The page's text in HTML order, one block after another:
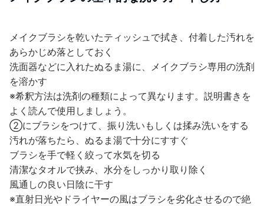
メイクブラシを乾いたティッシュで拭き、付着した汚れを
あらかじめ落としておく
洗面器などに入れたぬるま湯に、メイクブラシ専用の洗剤
を溶かす
※希釈方法は洗剤の種類によって異なります。説明書きを
よく読んで使用しましょう。
②にブラシをつけて、振り洗いもしくは揉み洗いをする
汚れが落ちたら、ぬるま湯で十分にすすぐ
ブラシを手で軽く絞って水気を切る
清潔なタオルで挟み、水分をしっかり取り除く
風通しの良い日陰に干す
※直射日光やドライヤーの風はブラシを劣化させるので絶